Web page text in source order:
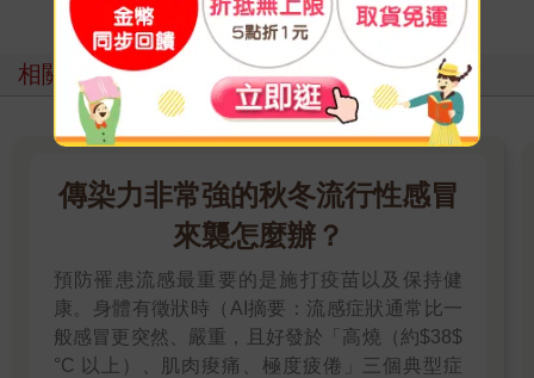
相關主題
傳染力非常強的秋冬流行性感冒
來襲怎麼辦？
預防罹患流感最重要的是施打疫苗以及保持健
康。身體有徵狀時（AI摘要：流感症狀通常比一
般感冒更突然、嚴重，且好發於「高燒（約$38$
°C 以上）、肌肉痠痛、極度疲倦」三個典型症